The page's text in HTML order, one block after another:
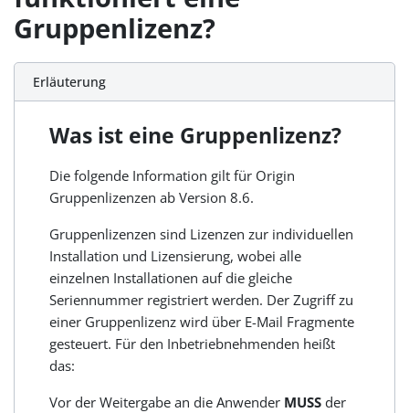
Gruppenlizenz?
Erläuterung
Was ist eine Gruppenlizenz?
Die folgende Information gilt für Origin
Gruppenlizenzen ab Version 8.6.
Gruppenlizenzen sind Lizenzen zur individuellen
Installation und Lizensierung, wobei alle
einzelnen Installationen auf die gleiche
Seriennummer registriert werden. Der Zugriff zu
einer Gruppenlizenz wird über E-Mail Fragmente
gesteuert. Für den Inbetriebnehmenden heißt
das:
Vor der Weitergabe an die Anwender MUSSder